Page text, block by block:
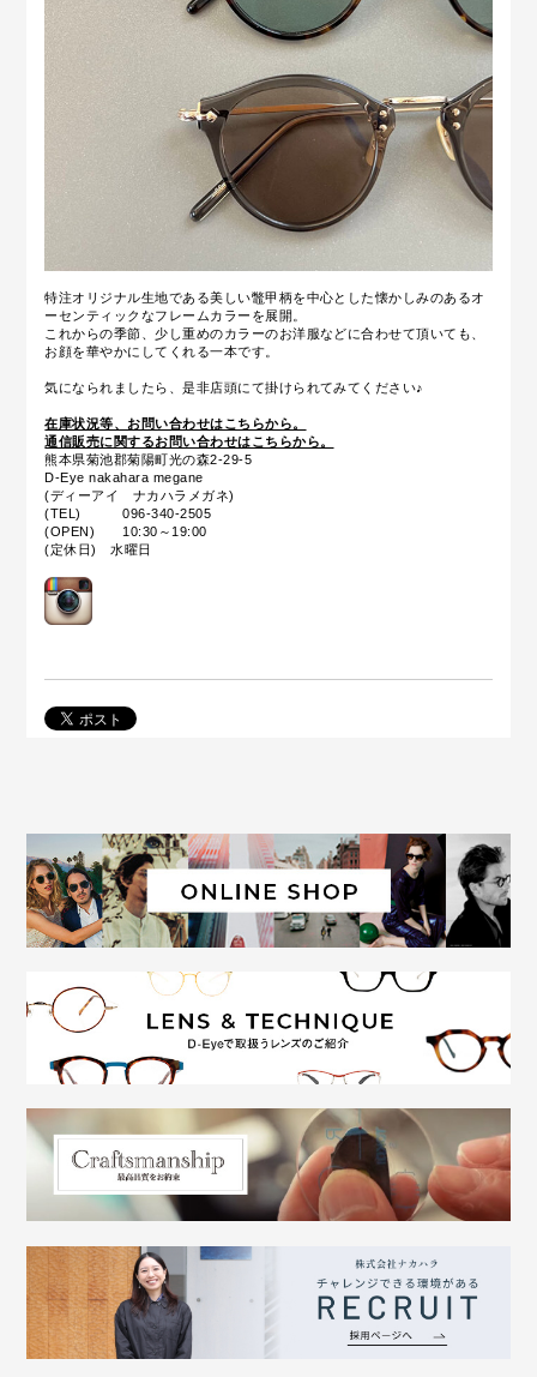
特注オリジナル生地である美しい鼈甲柄を中心とした懐かしみのあるオ
ーセンティックなフレームカラーを展開。
これからの季節、少し重めのカラーのお洋服などに合わせて頂いても、
お顔を華やかにしてくれる一本です。
気になられましたら、是非店頭にて掛けられてみてください♪
在庫状況等、お問い合わせはこちらから。
通信販売に関するお問い合わせはこちらから。
熊本県菊池郡菊陽町光の森2-29-5
D-Eye nakahara megane
(ディーアイ ナカハラメガネ)
(TEL) 096-340-2505
(OPEN) 10:30～19:00
(定休日) 水曜日